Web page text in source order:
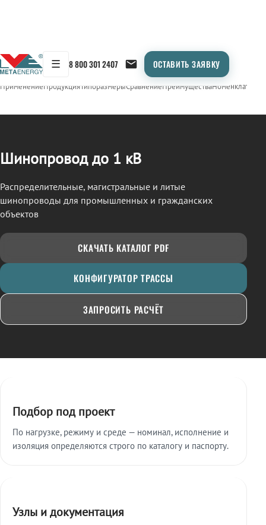
☰ 8 800 301 2407 ОСТАВИТЬ ЗАЯВКУ
← Продукция/ШИНОПРОВОД
ПрименениеПродукцияТипоразмерыСравнениеПреимуществаНоменклатура
Шинопровод до 1 кВ
Распределительные, магистральные и литые
шинопроводы для промышленных и гражданских
объектов
СКАЧАТЬ КАТАЛОГ PDF
КОНФИГУРАТОР ТРАССЫ
ЗАПРОСИТЬ РАСЧЁТ
Подбор под проект
По нагрузке, режиму и среде — номинал, исполнение и
изоляция определяются строго по каталогу и паспорту.
Узлы и документация